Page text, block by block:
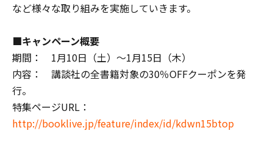
など様々な取り組みを実施していきます。
■キャンペーン概要
期間： 1月10日（土）～1月15日（木）
内容： 講談社の全書籍対象の30％OFFクーポンを発
行。
特集ページURL：
http://booklive.jp/feature/index/id/kdwn15btop